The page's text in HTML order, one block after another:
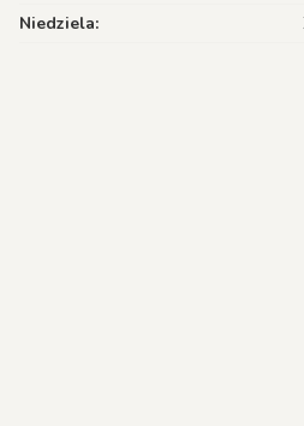
Niedziela: